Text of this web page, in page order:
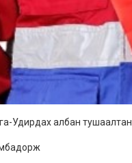
Удирдах албан тушаалтан